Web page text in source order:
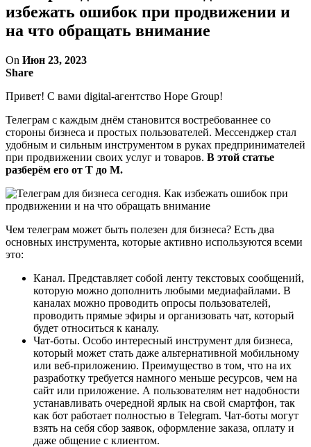
избежать ошибок при продвижении и
на что обращать внимание
On Июн 23, 2023
Share
Привет! С вами digital-агентство Hope Group!
Телеграм с каждым днём становится востребованнее со
стороны бизнеса и простых пользователей. Мессенджер стал
удобным и сильным инструментом в руках предпринимателей
при продвижении своих услуг и товаров. В этой статье
разберём его от Т до М.
Чем телеграм может быть полезен для бизнеса? Есть два
основных инструмента, которые активно используются всеми
это:
Канал. Представляет собой ленту текстовых сообщений,
которую можно дополнить любыми медиафайлами. В
каналах можно проводить опросы пользователей,
проводить прямые эфиры и организовать чат, который
будет относиться к каналу.
Чат-боты. Особо интересный инструмент для бизнеса,
который может стать даже альтернативной мобильному
или веб-приложению. Преимущество в том, что на их
разработку требуется намного меньше ресурсов, чем на
сайт или приложение. А пользователям нет надобности
устанавливать очередной ярлык на свой смартфон, так
как бот работает полностью в Telegram. Чат-боты могут
взять на себя сбор заявок, оформление заказа, оплату и
даже общение с клиентом.